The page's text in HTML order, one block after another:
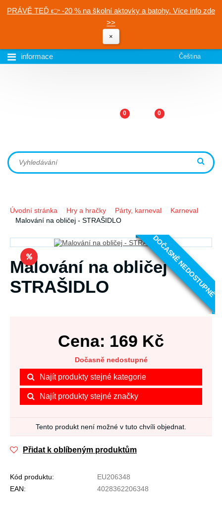
PRÁVĚ TEĎ 👉 -20 % na školní aktovky a batohy. Více info zde
>>
×
informace Čeština
0 0
Úvodní stránka Hry a hračky Párty, karneval
Karneval
Malování na obličej - STRAŠIDLO
DOČASNĚ NEDOSTUPNÉ
Malování na obličej -
STRAŠIDLO
Cena: 169 Kč
Dočasně nedostupné
Najít produkty stejné kategorie
Najít produkty stejné značky
Tento produkt není možné v tuto chvíli objednat.
Přidat k oblíbeným produktům
Kód produktu:
EU206348
EAN:
4028362206348